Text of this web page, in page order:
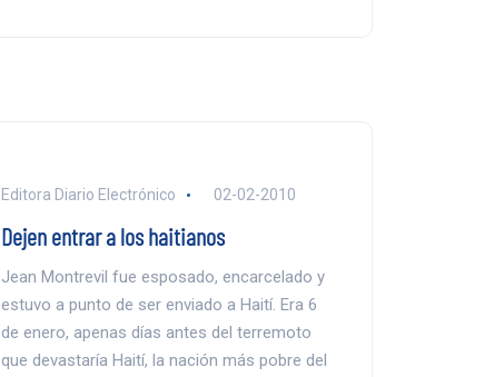
Editora Diario Electrónico 02-02-2010
Dejen entrar a los haitianos
Jean Montrevil fue esposado, encarcelado y
estuvo a punto de ser enviado a Haití. Era 6
de enero, apenas días antes del terremoto
que devastaría Haití, la nación más pobre del